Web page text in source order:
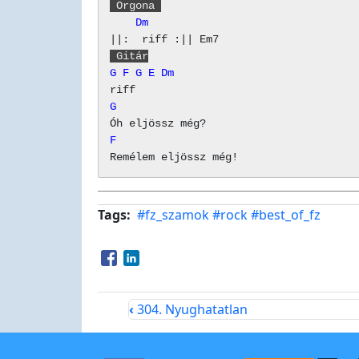
Orgona
    Dm
Gitár
G F G E Dm
G
F
Tags #fz_szamok#rock#best_of_fz
Opens in a new window
Opens in a new window
‹ 304. Nyughatatlan